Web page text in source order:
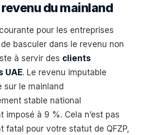
du mainland
pour les entreprises
basculer dans le revenu non
à servir des clients
UAE. Le revenu imputable
sur le mainland
stable national
imposé à 9 %. Cela n’est pas
fatal pour votre statut de QFZP,